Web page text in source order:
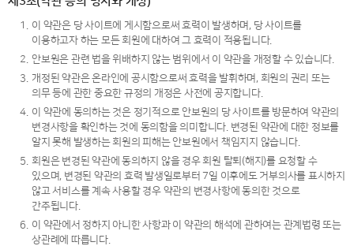
1.
이 약관은 당 사이트에 게시함으로써 효력이 발생하며, 당 사이트를
이용하고자 하는 모든 회원에 대하여 그 효력이 적용됩니다.
2.
안보원은 관련 법을 위배하지 않는 범위에서 이 약관을 개정할 수 있습니다.
3.
개정된 약관은 온라인에 공시함으로써 효력을 발휘하며, 회원의 권리 또는
의무 등에 관한 중요한 규정의 개정은 사전에 공지합니다.
4. 이 약관에 동의하는 것은 정기적으로 안보원의 당 사이트를 방문하여 약관의
변경사항을 확인하는 것에 동의함을 의미합니다. 변경된 약관에 대한 정보를
알지 못해 발생하는 회원의 피해는 안보원에서 책임지지 않습니다.
5. 회원은 변경된 약관에 동의하지 않을 경우 회원 탈퇴(해지)를 요청할 수
있으며, 변경된 약관의 효력 발생일로부터 7일 이후에도 거부의사를 표시하지
않고 서비스를 계속 사용할 경우 약관의 변경사항에 동의한 것으로
간주됩니다.
6.
이 약관에서 정하지 아니한 사항과 이 약관의 해석에 관하여는 관계법령 또는
상관례에 따릅니다.